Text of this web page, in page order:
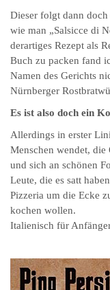
Dieser folgt dann
wie man „Salsicce di
derartiges Rezept als
Buch zu packen fand
Namen des Gerichts
Nürnberger
Es ist also doch ein
Allerdings in erster
Menschen wendet, die
und sich an schönen
Leute, die es satt
Pizzeria um die Ecke
kochen wollen.
Italienisch für